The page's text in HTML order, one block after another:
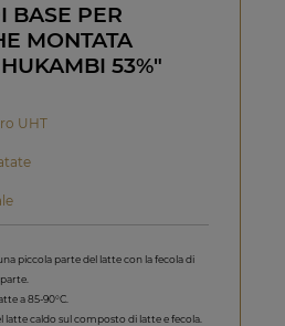
BASE PER
MONTATA
53%"
UHT
piccola parte del latte con la fecola di
a 85-90°C.
latte caldo sul composto di latte e fecola.